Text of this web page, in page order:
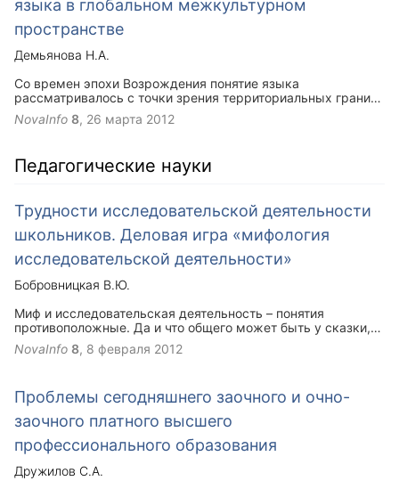
языка в глобальном межкультурном
пространстве
Демьянова Н.А.
Со времен эпохи Возрождения понятие языка
рассматривалось с точки зрения территориальных границ.
Сведения о языке и культуре всегда основывались на
данных о государстве, экономике страны и носителях
NovaInfo 8, 26 марта 2012
Педагогические науки
Трудности исследовательской деятельности
школьников. Деловая игра «мифология
исследовательской деятельности»
Бобровницкая В.Ю.
Миф и исследовательская деятельность – понятия
противоположные. Да и что общего может быть у сказки,
вымысла и науки, эксперимента, спросите вы?
Практически ничего. Но так ли это?
NovaInfo 8, 8 февраля 2012
Проблемы сегодняшнего заочного и очно-
заочного платного высшего
профессионального образования
Дружилов С.А.